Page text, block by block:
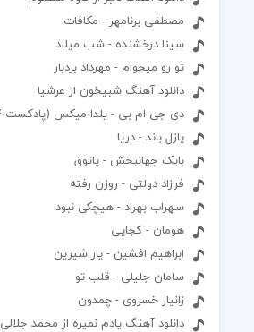
مصطفی برنامهر - مکافات
سینا درخشنده - شب میلاد
تو رو میخوام - مهرداد بردبار
دانلود آهنگ شبیخون از عرشیا
دی جی ام بی - یلدا میکس (پادکست 4)
پازل باند - دریا
بابک جهانبخش - پاتوق
فرزاد دولتی - روزن رفته
سهراب بهراد - هیچکی نبود
هومان - کجایی
ابراهیم افشین - یار شیرین
سامان جلیلی - قلب تو
زانیار خسروی - چمدون
دانلود آهنگ یادم نمیره از محمد جلالی